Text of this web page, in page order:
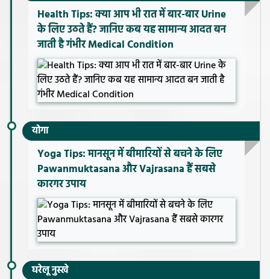
Health Tips: क्या आप भी रात में बार-बार Urine
के लिए उठते हैं? जानिए कब यह सामान्य आदत बन
जाती है गंभीर Medical Condition
योगा
Yoga Tips: मानसून में बीमारियों से बचने के लिए
Pawanmuktasana और Vajrasana हैं सबसे
कारगर उपाय
घरेलू नुस्खे